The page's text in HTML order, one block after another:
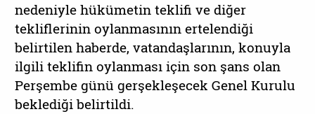
nedeniyle hükümetin teklifi ve diğer
tekliflerinin oylanmasının ertelendiği
belirtilen haberde, vatandaşlarının, konuyla
ilgili teklifin oylanması için son şans olan
Perşembe günü gerşekleşecek Genel Kurulu
beklediği belirtildi.